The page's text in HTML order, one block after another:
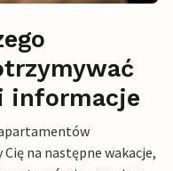
informacje
na następne wakacje,